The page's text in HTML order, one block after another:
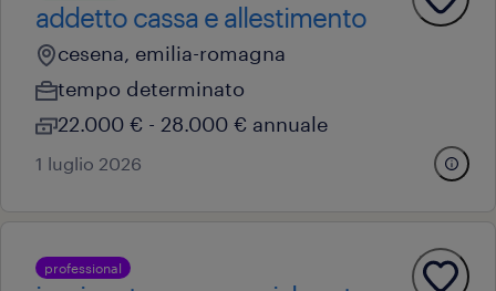
addetto cassa e allestimento
cesena, emilia-romagna
tempo determinato
22.000 € - 28.000 € annuale
1 luglio 2026
professional